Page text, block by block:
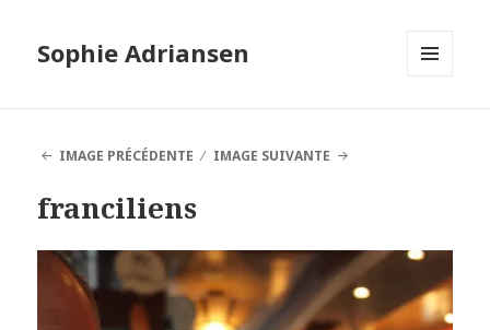
Sophie Adriansen
IMAGE PRÉCÉDENTE
IMAGE SUIVANTE
franciliens